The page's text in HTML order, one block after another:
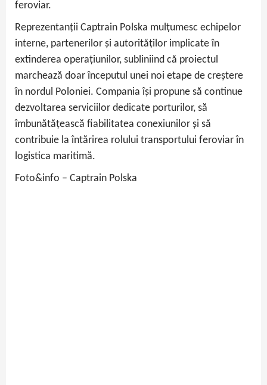
feroviar.
Reprezentanții Captrain Polska mulțumesc echipelor
interne, partenerilor și autorităților implicate în
extinderea operațiunilor, subliniind că proiectul
marchează doar începutul unei noi etape de creștere
în nordul Poloniei. Compania își propune să continue
dezvoltarea serviciilor dedicate porturilor, să
îmbunătățească fiabilitatea conexiunilor și să
contribuie la întărirea rolului transportului feroviar în
logistica maritimă.
Foto&info – Captrain Polska